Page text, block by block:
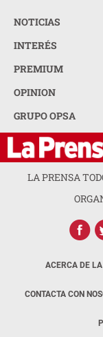
NOTICIAS
INTERÉS
PREMIUM
OPINION
GRUPO OPSA
LA PRENSA
ACERCA DE
CONTACTA CON